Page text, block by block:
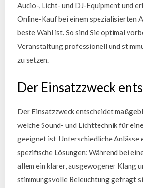
Audio-, Licht- und DJ-Equipment und
Online-Kauf bei einem spezialisierten
beste Wahl ist. So sind Sie optimal
Veranstaltung professionell und
zu setzen.
Der Einsatzzweck
Der Einsatzzweck entscheidet
welche Sound- und Lichttechnik für
geeignet ist. Unterschiedliche Anlässe
spezifische Lösungen: Während bei
allem ein klarer, ausgewogener Klang
stimmungsvolle Beleuchtung gefragt